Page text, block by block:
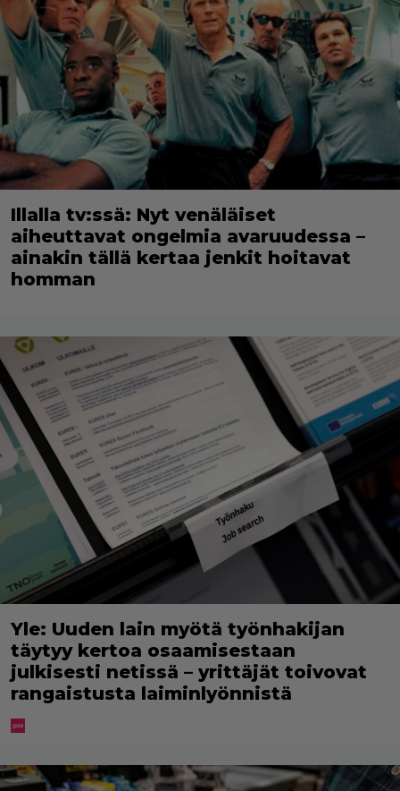
Illalla tv:ssä: Nyt venäläiset
aiheuttavat ongelmia avaruudessa –
ainakin tällä kertaa jenkit hoitavat
homman
Yle: Uuden lain myötä työnhakijan
täytyy kertoa osaamisestaan
julkisesti netissä – yrittäjät toivovat
rangaistusta laiminlyönnistä